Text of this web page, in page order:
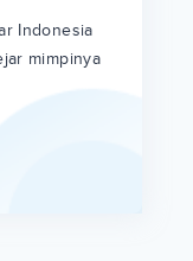
Indonesia
mimpinya